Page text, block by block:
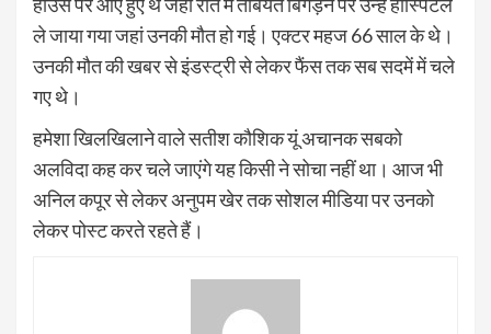
ले जाया गया जहां उनकी मौत हो गई। एक्टर महज 66 साल के थे।
उनकी मौत की खबर से इंडस्ट्री से लेकर फैंस तक सब सदमें में चले
गए थे।
हमेशा खिलखिलाने वाले सतीश कौशिक यूं अचानक सबको
अलविदा कह कर चले जाएंगे यह किसी ने सोचा नहीं था। आज भी
अनिल कपूर से लेकर अनुपम खेर तक सोशल मीडिया पर उनको
लेकर पोस्ट करते रहते हैं।